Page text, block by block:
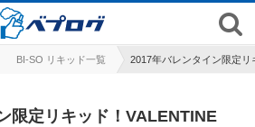
BI-SO リキッド一覧 2017年バレンタイン限定
限定リキッド！VALENTINE